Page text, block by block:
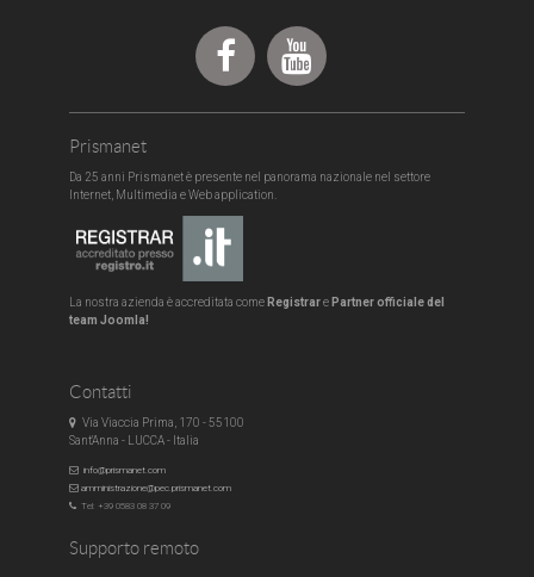
Prismanet
Da 25 anni Prismanet è presente nel panorama nazionale nel settore
Internet, Multimedia e Web application.
La nostra azienda è accreditata come Registrare Partner officiale del
team Joomla!
Contatti
Via Viaccia Prima, 170 - 55100
Sant'Anna - LUCCA - Italia
info@prismanet.com
amministrazione@pec.prismanet.com
Tel: +39 0583 08 37 09
Supporto remoto